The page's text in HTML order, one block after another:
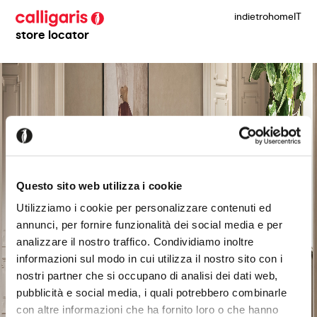
Questo sito web utilizza i cookie
Utilizziamo i cookie per personalizzare contenuti ed
annunci, per fornire funzionalità dei social media e per
analizzare il nostro traffico. Condividiamo inoltre
informazioni sul modo in cui utilizza il nostro sito con i
nostri partner che si occupano di analisi dei dati web,
pubblicità e social media, i quali potrebbero combinarle
con altre informazioni che ha fornito loro o che hanno
store locator
indietrohomeIT